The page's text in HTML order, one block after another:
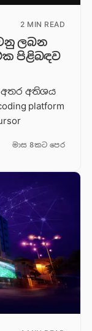
2 MIN READ
ලබන
එක පිළිබඳව
අතර අතිශය
platform
මාස 8කට පෙර